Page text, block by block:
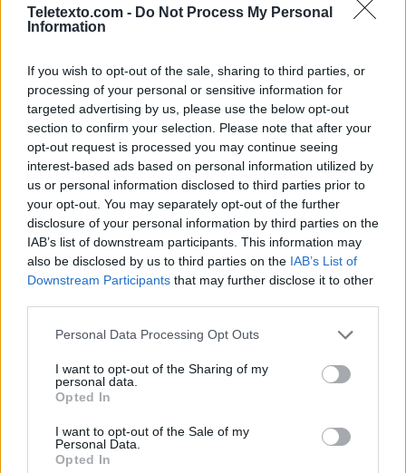
Teletexto.com - Do Not Process My Personal
Information
If you wish to opt-out of the sale, sharing to third parties, or
processing of your personal or sensitive information for
targeted advertising by us, please use the below opt-out
section to confirm your selection. Please note that after your
opt-out request is processed you may continue seeing
interest-based ads based on personal information utilized by
us or personal information disclosed to third parties prior to
your opt-out. You may separately opt-out of the further
disclosure of your personal information by third parties on the
IAB’s list of downstream participants. This information may
also be disclosed by us to third parties on the IAB’s List of
Downstream Participants that may further disclose it to other
Personal Data Processing Opt Outs
I want to opt-out of the Sharing of my
personal data.
Opted In
I want to opt-out of the Sale of my
Personal Data.
Opted In
Toda la actualidad de la televisión y el streaming en España.
GENTE TV CONCURSOS REALITIES
@teletextopuntocom
🏆🎬🎾MEJORES Series de DEPORTES
en Streaming ⚽🍿🏀
El deporte no ocurre solo en el campo! ⚽🏈🏀
Descubre las series y docuseries más adictivas del